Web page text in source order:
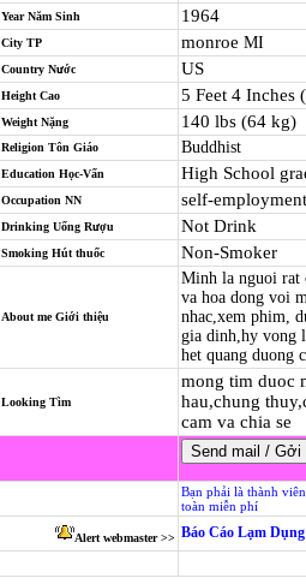
Year Năm Sinh 1964
City TP monroe MI
Country Nước US
Height Cao 5 Feet 4 Inches
Weight Nặng 140 lbs (64 kg)
Religion Tôn Giáo Buddhist
Education Học-Vấn High School
Occupation NN self-employment
Drinking Uống Rượu Not Drink
Smoking Hút thuốc Non-Smoker
About me Giới thiệu
Minh la nguoi rat
va hoa dong voi
nhac,xem phim,
gia dinh,hy vong
het quang duong
Looking Tìm
mong tim duoc
hau,chung
cam va chia se
Bạn phải là thành
toàn miễn phí
Alert webmaster >> Báo Cáo Lạm